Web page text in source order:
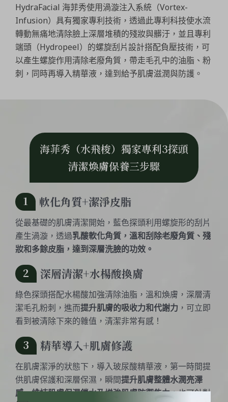
HydraFacial 海菲秀使用渦漩注入系統（Vortex-
Infusion）具有獨家專利技術，透過此專利科技使水流
轉動無痛地清除臉上深層堆積的殘妝與髒汙，並且專利
端頭（Hydropeel）的螺旋刮片設計搭配負壓技術，可
以產生螺旋作用清除老廢角質，帶走毛孔中的油脂、粉
刺，同時再導入精華液，達到給予肌膚滋潤與防護。
海菲秀（水飛梭）獨家專利3探頭
清潔煥膚保養三步驟
1 軟化角質+潔淨皮脂
從最基礎的肌膚清潔開始，藍色探頭利用螺旋形的刮片
產生渦漩，透過乳酸軟化角質，溫和刮除老廢角質、殘
妝和多餘皮脂，達到深層洗臉的功效。
2 深層清潔+水楊酸換膚
綠色探頭搭配水楊酸加強清除油脂，溫和煥膚，深層清
潔毛孔粉刺，進而提升肌膚的吸收力和代謝力 ，可立即
看到被清除下來的雜值，清潔非常有感！
3 精華導入+肌膚修護
在肌膚潔淨的狀態下，導入玻尿酸精華液，第一時間提
供肌膚保護和深層保濕，瞬間提升肌膚整體水潤亮澤
感，維持肌膚保濕鎖水及增強肌膚防禦能力。也可針對